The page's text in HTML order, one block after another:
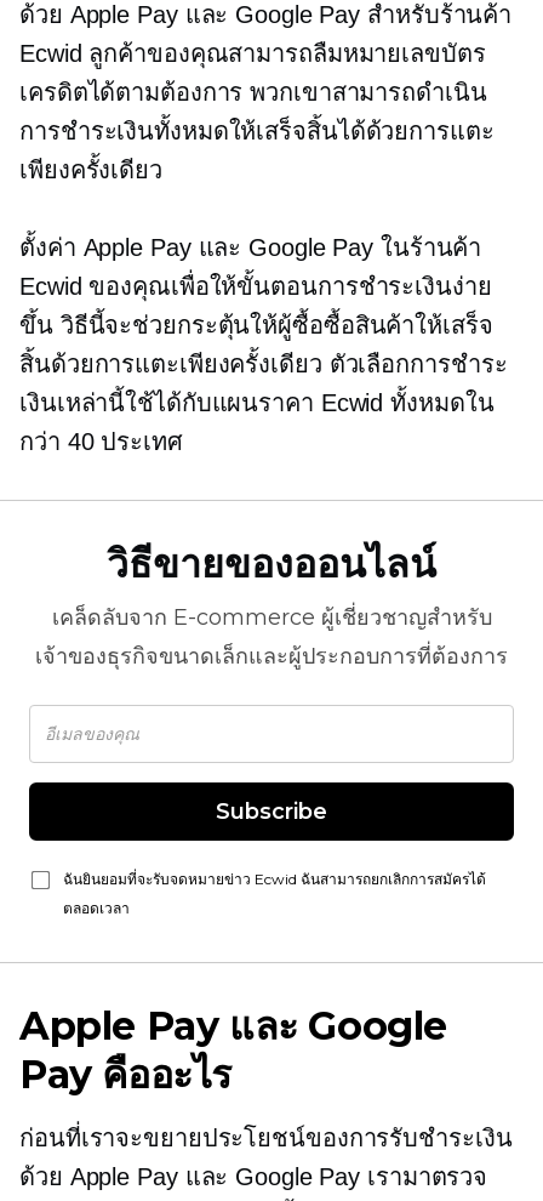
ด้วย Apple Pay และ Google Pay สำหรับร้านค้า
Ecwid ลูกค้าของคุณสามารถลืมหมายเลขบัตร
เครดิตได้ตามต้องการ พวกเขาสามารถดำเนิน
การชำระเงินทั้งหมดให้เสร็จสิ้นได้ด้วยการแตะ
เพียงครั้งเดียว
ตั้งค่า Apple Pay และ Google Pay ในร้านค้า
Ecwid ของคุณเพื่อให้ขั้นตอนการชำระเงินง่าย
ขึ้น วิธีนี้จะช่วยกระตุ้นให้ผู้ซื้อซื้อสินค้าให้เสร็จ
สิ้นด้วยการแตะเพียงครั้งเดียว ตัวเลือกการชำระ
เงินเหล่านี้ใช้ได้กับแผนราคา Ecwid ทั้งหมดใน
กว่า 40 ประเทศ
วิธีขายของออนไลน์
เคล็ดลับจาก E-commerce ผู้เชี่ยวชาญสำหรับ
เจ้าของธุรกิจขนาดเล็กและผู้ประกอบการที่ต้องการ
Subscribe
ฉันยินยอมที่จะรับจดหมายข่าว Ecwid ฉันสามารถยกเลิกการสมัครได้
ตลอดเวลา
Apple Pay และ Google
Pay คืออะไร
ก่อนที่เราจะขยายประโยชน์ของการรับชำระเงิน
ด้วย Apple Pay และ Google Pay เรามาตรวจ